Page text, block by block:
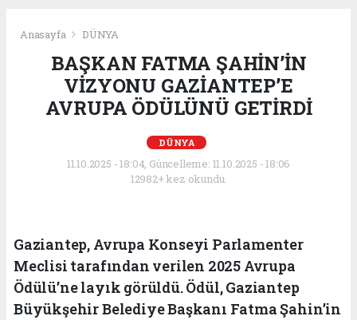
Anasayfa DÜNYA
BAŞKAN FATMA ŞAHİN’İN
VİZYONU GAZİANTEP’E
AVRUPA ÖDÜLÜNÜ GETİRDİ
DÜNYA
11.10.2025 - 18:04, Güncelleme: 11.10.2025 - 18:06
12982+ kez okundu.
Gaziantep, Avrupa Konseyi Parlamenter
Meclisi tarafından verilen 2025 Avrupa
Ödülü’ne layık görüldü. Ödül, Gaziantep
Büyükşehir Belediye Başkanı Fatma Şahin’in